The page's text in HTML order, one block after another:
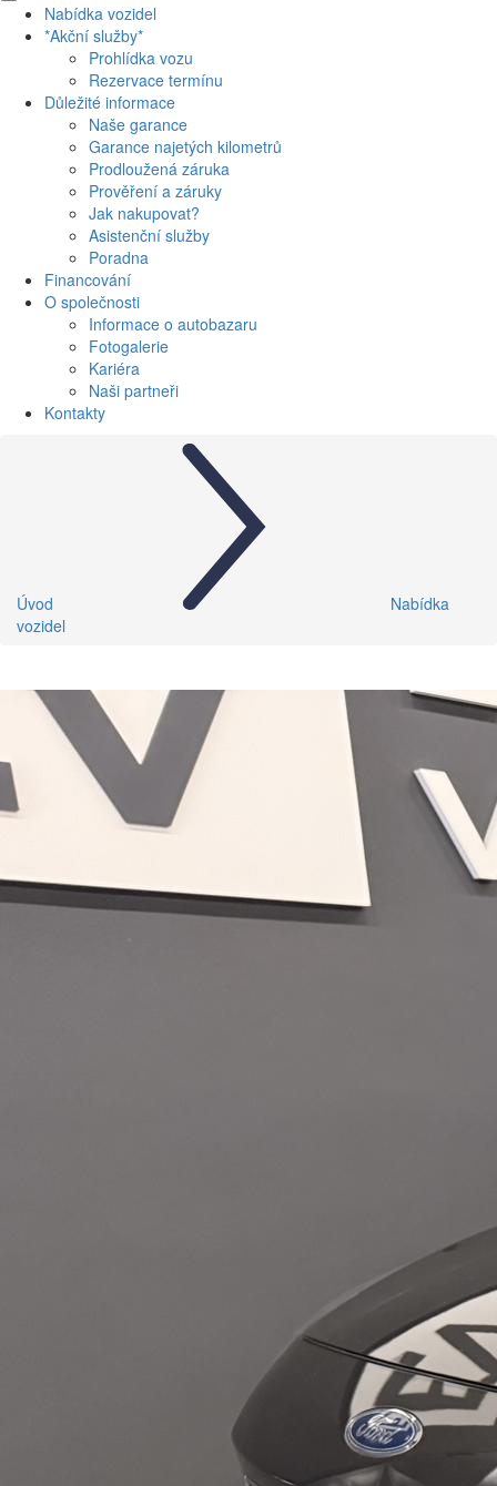
Nabídka vozidel
*Akční služby*
Prohlídka vozu
Rezervace termínu
Důležité informace
Naše garance
Garance najetých kilometrů
Prodloužená záruka
Prověření a záruky
Jak nakupovat?
Asistenční služby
Poradna
Financování
O společnosti
Informace o autobazaru
Fotogalerie
Kariéra
Naši partneři
Kontakty
Úvod
Nabídka
vozidel